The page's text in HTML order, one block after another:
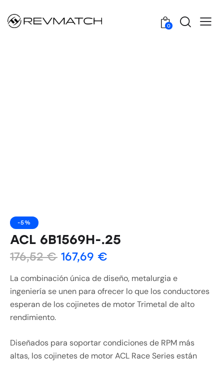
0
-5%
ACL 6B1569H-.25
176,52€ 167,69 €
La combinación única de diseño, metalurgia e
ingeniería se unen para ofrecer lo que los conductores
esperan de los cojinetes de motor Trimetal de alto
rendimiento.
Diseñados para soportar condiciones de RPM más
altas, los cojinetes de motor ACL Race Series están